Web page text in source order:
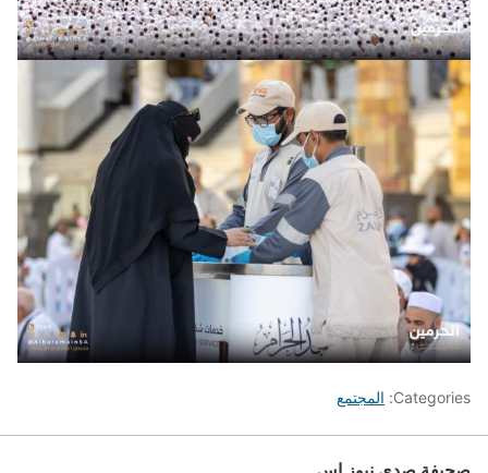
Categories: المجتمع